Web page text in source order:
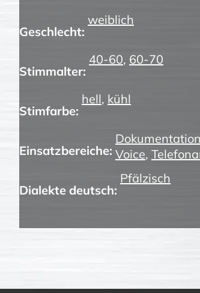
Geschlecht:
weiblich
Stimmalter:
40-60, 60-70
Stimfarbe:
hell, kühl
Einsatzbereiche:
Dokumentation
Voice,
Dialekte deutsch:
Pfälzisch